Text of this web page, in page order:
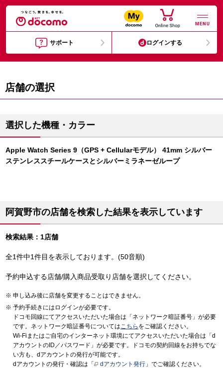
MENU
サポート ログインする
店舗の選択
選択した機種・カラー
Apple Watch Series 9（GPS + Cellularモデル） 41mm シルバー
ステンレススチールケースとシルバーミラネーゼループ
阿賀野市の店舗を検索した結果を表示しています
検索結果：1店舗
全1件中1件目を表示しております。(50音順)
予約申込する店舗/購入商品受取り店舗を選択してください。
申し込み後に店舗を変更することはできません。
予約手続きにはログインが必要です。
ドコモ回線にてアクセスいただいた場合は「ネットワーク暗証番号」が必要
です。ネットワーク暗証番号についてはこちら をご確認ください。
Wi-Fiまたはご自宅のインターネット環境にてアクセスいただいた場合は「d
アカウントのID／パスワード」が必要です。ドコモの契約回線をお持ちでな
い方も、dアカウントの発行が可能です。
dアカウントの発行・確認は「
dアカウント発行 」でご確認ください。